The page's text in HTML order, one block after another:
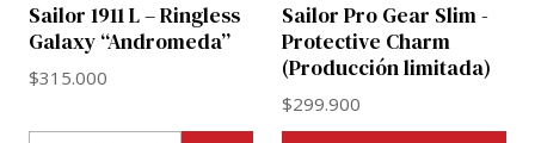
Sailor 1911 L – Ringless
Galaxy “Andromeda”
$315.000
Sailor Pro Gear Slim -
Protective Charm
(Producción limitada)
$299.900